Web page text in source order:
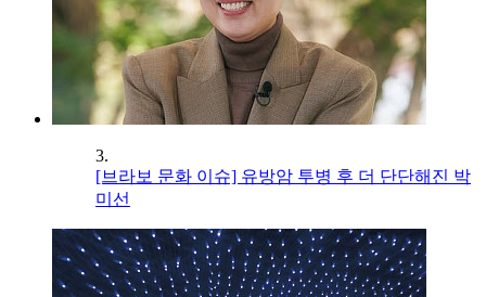
3.
[브라보 문화 이슈] 유방암 투병 후 더 단단해진 박
미선